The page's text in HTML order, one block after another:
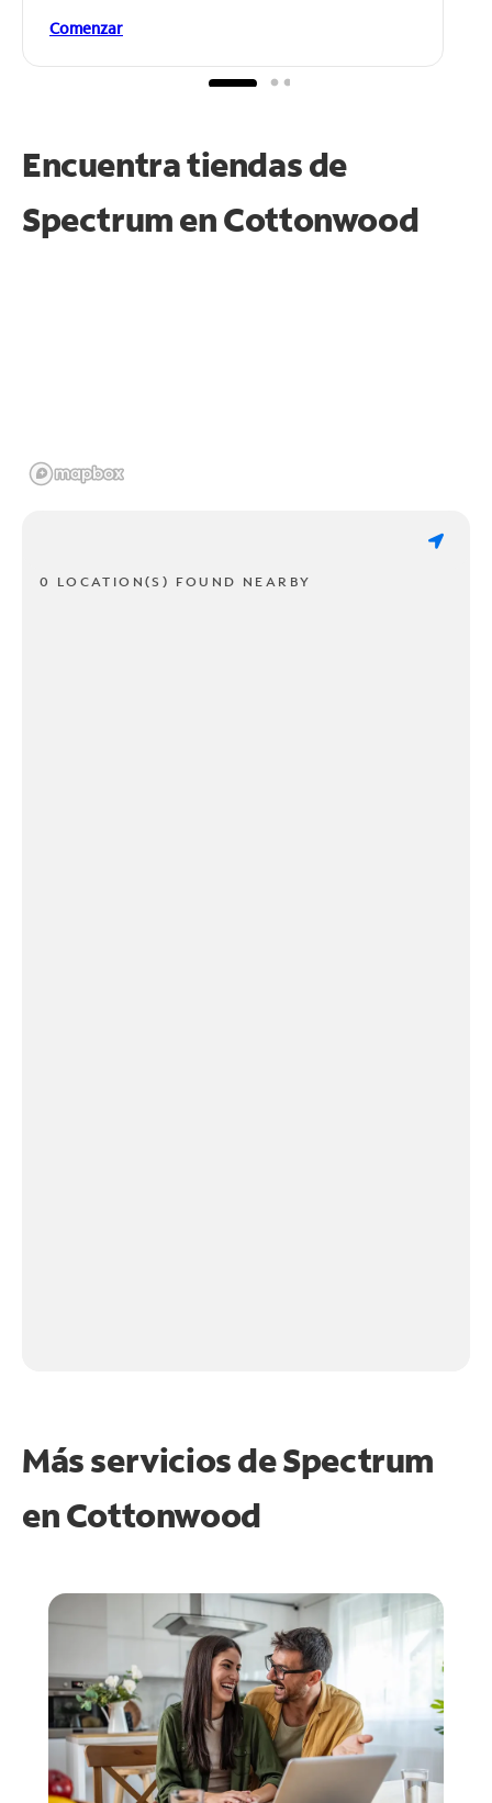
Comenzar
Encuentra tiendas de
Spectrum enCottonwood
0 LOCATION(S) FOUND NEARBY
Más servicios de Spectrum
enCottonwood